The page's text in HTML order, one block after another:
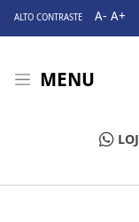
ALTO CONTRASTE A- A+
MENU